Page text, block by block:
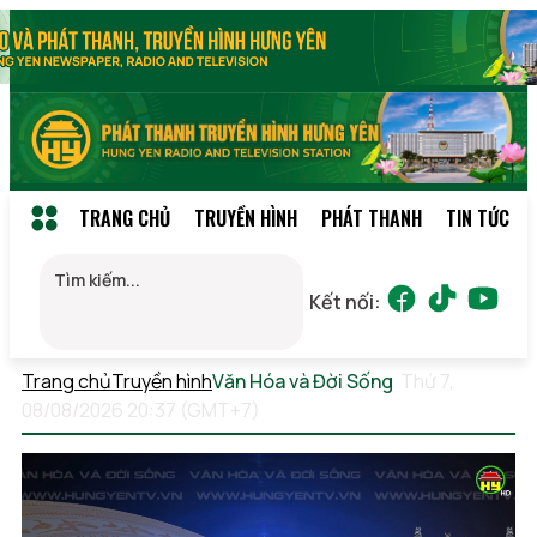
TRANG CHỦ TRUYỀN HÌNH PHÁT THANH TIN TỨC
Kết nối:
Trang chủTruyền hìnhVăn Hóa và Đời Sống Thứ 7,
08/08/2026 20:37 (GMT+7)